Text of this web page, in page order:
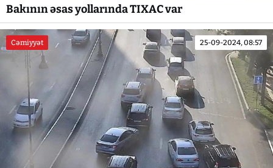
Bakının əsas yollarında TIXAC var
Cəmiyyət 25-09-2024, 08:57